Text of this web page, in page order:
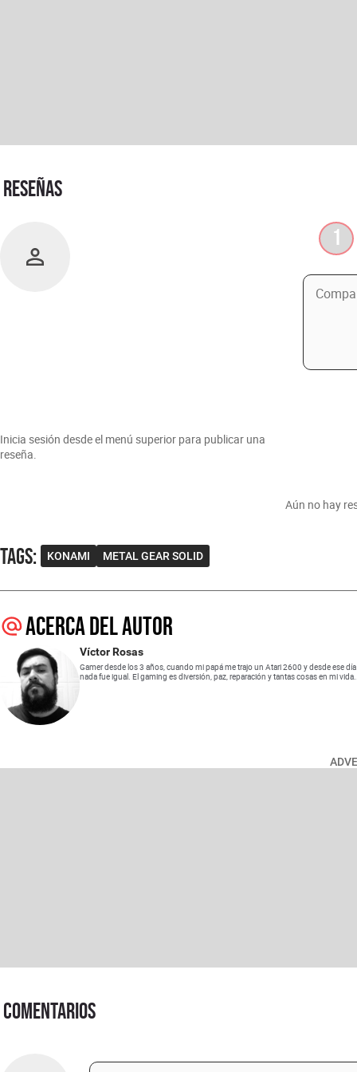
RESEÑAS
1
Inicia sesión desde el menú superior para publicar una
reseña.
Aún no hay
Tags: KONAMI METAL GEAR SOLID
Acerca del autor
Víctor Rosas
Gamer desde los 3 años, cuando mi papá me trajo un Atari 2600 y desde ese día
nada fue igual. El gaming es diversión, paz, reparación y tantas cosas en mi
Comentarios